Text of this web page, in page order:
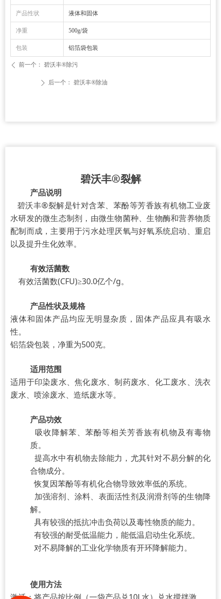
产品性状 液体和固体
净重 500g/袋
包装 铝箔袋包装
ꄴ 前一个： 碧沃丰®除污
ꄲ 后一个： 碧沃丰®除油
碧沃丰®裂解
产品说明
碧沃丰®裂解是针对含苯、 苯酚等芳香族有机物工业废
水研发的微生态制剂，由微生物菌种、生物酶和营养物质
配制而成，主要用于污水处理厌氧与好氧系统启动、重启
以及提升生化效率。
有效活菌数
有效活菌数(CFU)≥30.0亿个/g。
产品性状及规格
液体和固体产品均应无明显杂质，固体产品应具有吸水
性。
铝箔袋包装，净重为500克。
适用范围
适用于印染废水、焦化废水、制药废水、化工废水、洗衣
废水、喷涂废水、造纸废水等。
产品功效
吸收降解苯、苯酚等相关芳香族有机物及有毒物
质。
提高水中有机物去除能力，尤其针对不易分解的化
合物成分。
恢复因苯酚等有机化合物导致效率低的系统。
加强溶剂、涂料、表面活性剂及润滑剂等的生物降
解。
具有较强的抵抗冲击负荷以及毒性物质的能力。
有较强的耐受低温能力，能低温启动生化系统。
对不易降解的工业化学物质有开环降解能力。
使用方法